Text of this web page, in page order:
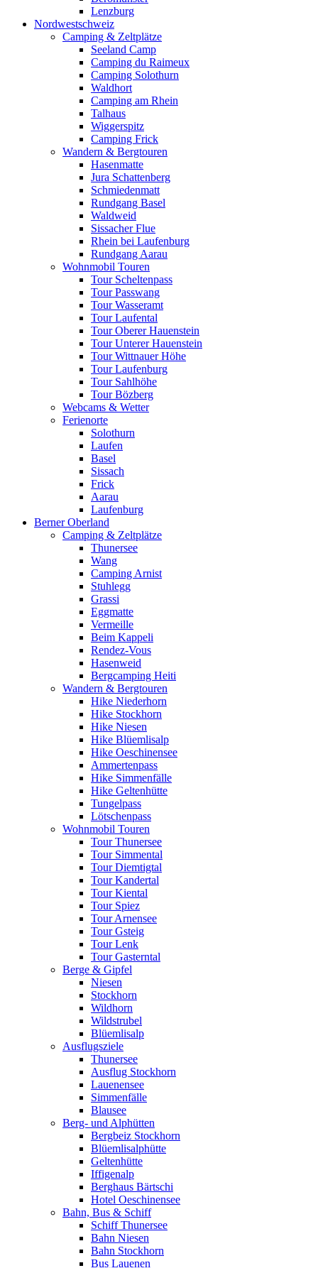
Lenzburg
Nordwestschweiz
Camping & Zeltplätze
Seeland Camp
Camping du Raimeux
Camping Solothurn
Waldhort
Camping am Rhein
Talhaus
Wiggerspitz
Camping Frick
Wandern & Bergtouren
Hasenmatte
Jura Schattenberg
Schmiedenmatt
Rundgang Basel
Waldweid
Sissacher Flue
Rhein bei Laufenburg
Rundgang Aarau
Wohnmobil Touren
Tour Scheltenpass
Tour Passwang
Tour Wasseramt
Tour Laufental
Tour Oberer Hauenstein
Tour Unterer Hauenstein
Tour Wittnauer Höhe
Tour Laufenburg
Tour Sahlhöhe
Tour Bözberg
Webcams & Wetter
Ferienorte
Solothurn
Laufen
Basel
Sissach
Frick
Aarau
Laufenburg
Berner Oberland
Camping & Zeltplätze
Thunersee
Wang
Camping Arnist
Stuhlegg
Grassi
Eggmatte
Vermeille
Beim Kappeli
Rendez-Vous
Hasenweid
Bergcamping Heiti
Wandern & Bergtouren
Hike Niederhorn
Hike Stockhorn
Hike Niesen
Hike Blüemlisalp
Hike Oeschinensee
Ammertenpass
Hike Simmenfälle
Hike Geltenhütte
Tungelpass
Lötschenpass
Wohnmobil Touren
Tour Thunersee
Tour Simmental
Tour Diemtigtal
Tour Kandertal
Tour Kiental
Tour Spiez
Tour Arnensee
Tour Gsteig
Tour Lenk
Tour Gasterntal
Berge & Gipfel
Niesen
Stockhorn
Wildhorn
Wildstrubel
Blüemlisalp
Ausflugsziele
Thunersee
Ausflug Stockhorn
Lauenensee
Simmenfälle
Blausee
Berg- und Alphütten
Bergbeiz Stockhorn
Blüemlisalphütte
Geltenhütte
Iffigenalp
Berghaus Bärtschi
Hotel Oeschinensee
Bahn, Bus & Schiff
Schiff Thunersee
Bahn Niesen
Bahn Stockhorn
Bus Lauenen